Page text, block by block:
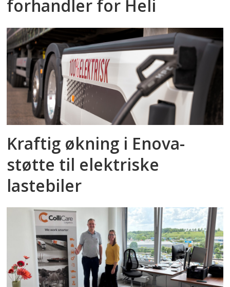
forhandler for Heli
Kraftig økning i Enova-
støtte til elektriske
lastebiler